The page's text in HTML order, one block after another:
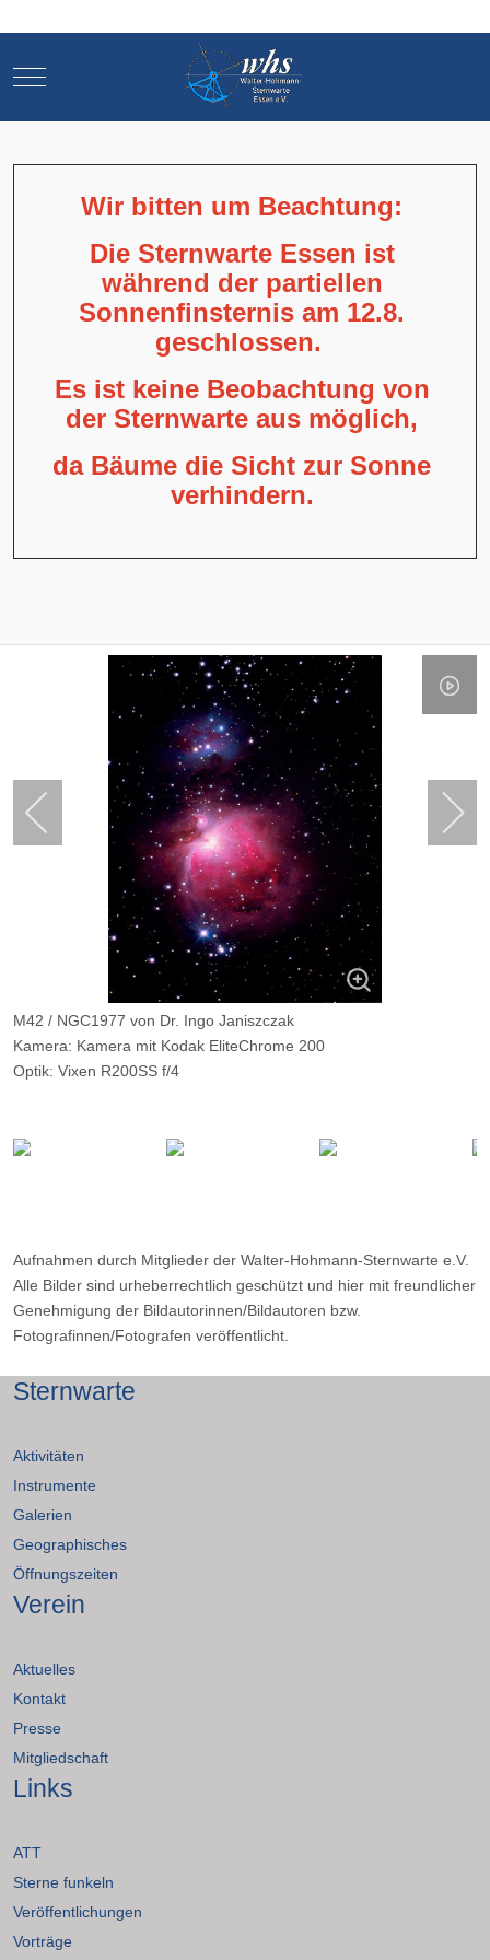
Mobile Menu Toggle
Wir bitten um Beachtung:
Die Sternwarte Essen ist
während der partiellen
Sonnenfinsternis am 12.8.
geschlossen.
Es ist keine Beobachtung von
der Sternwarte aus möglich,
da Bäume die Sicht zur Sonne
verhindern.
M42 / NGC1977 von Dr. Ingo Janiszczak
Kamera: Kamera mit Kodak EliteChrome 200
Optik: Vixen R200SS f/4
Ort: Neuludwigsdorf
Aufnahmen durch Mitglieder der Walter-Hohmann-Sternwarte e.V.
Alle Bilder sind urheberrechtlich geschützt und hier mit freundlicher
Genehmigung der Bildautorinnen/Bildautoren bzw.
Fotografinnen/Fotografen veröffentlicht.
Sternwarte
Aktivitäten
Instrumente
Galerien
Geographisches
Öffnungszeiten
Verein
Aktuelles
Kontakt
Presse
Mitgliedschaft
Links
ATT
Sterne funkeln
Veröffentlichungen
Vorträge